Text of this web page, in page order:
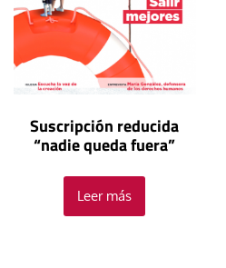
Suscripción reducida
“nadie queda fuera”
Leer más